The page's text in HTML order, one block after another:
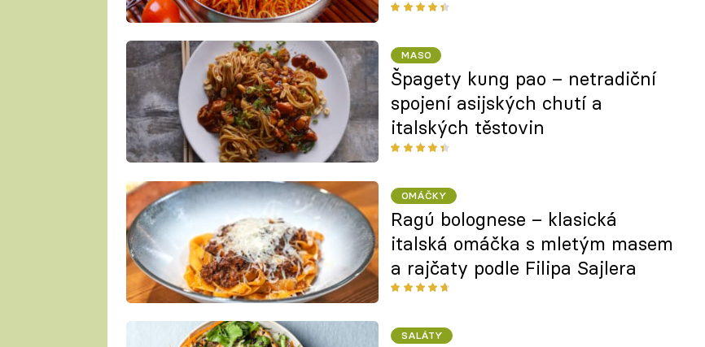
MASO
Špagety kung pao – netradiční
spojení asijských chutí a
italských těstovin
OMÁČKY
Ragú bolognese – klasická
italská omáčka s mletým masem
a rajčaty podle Filipa Sajlera
SALÁTY